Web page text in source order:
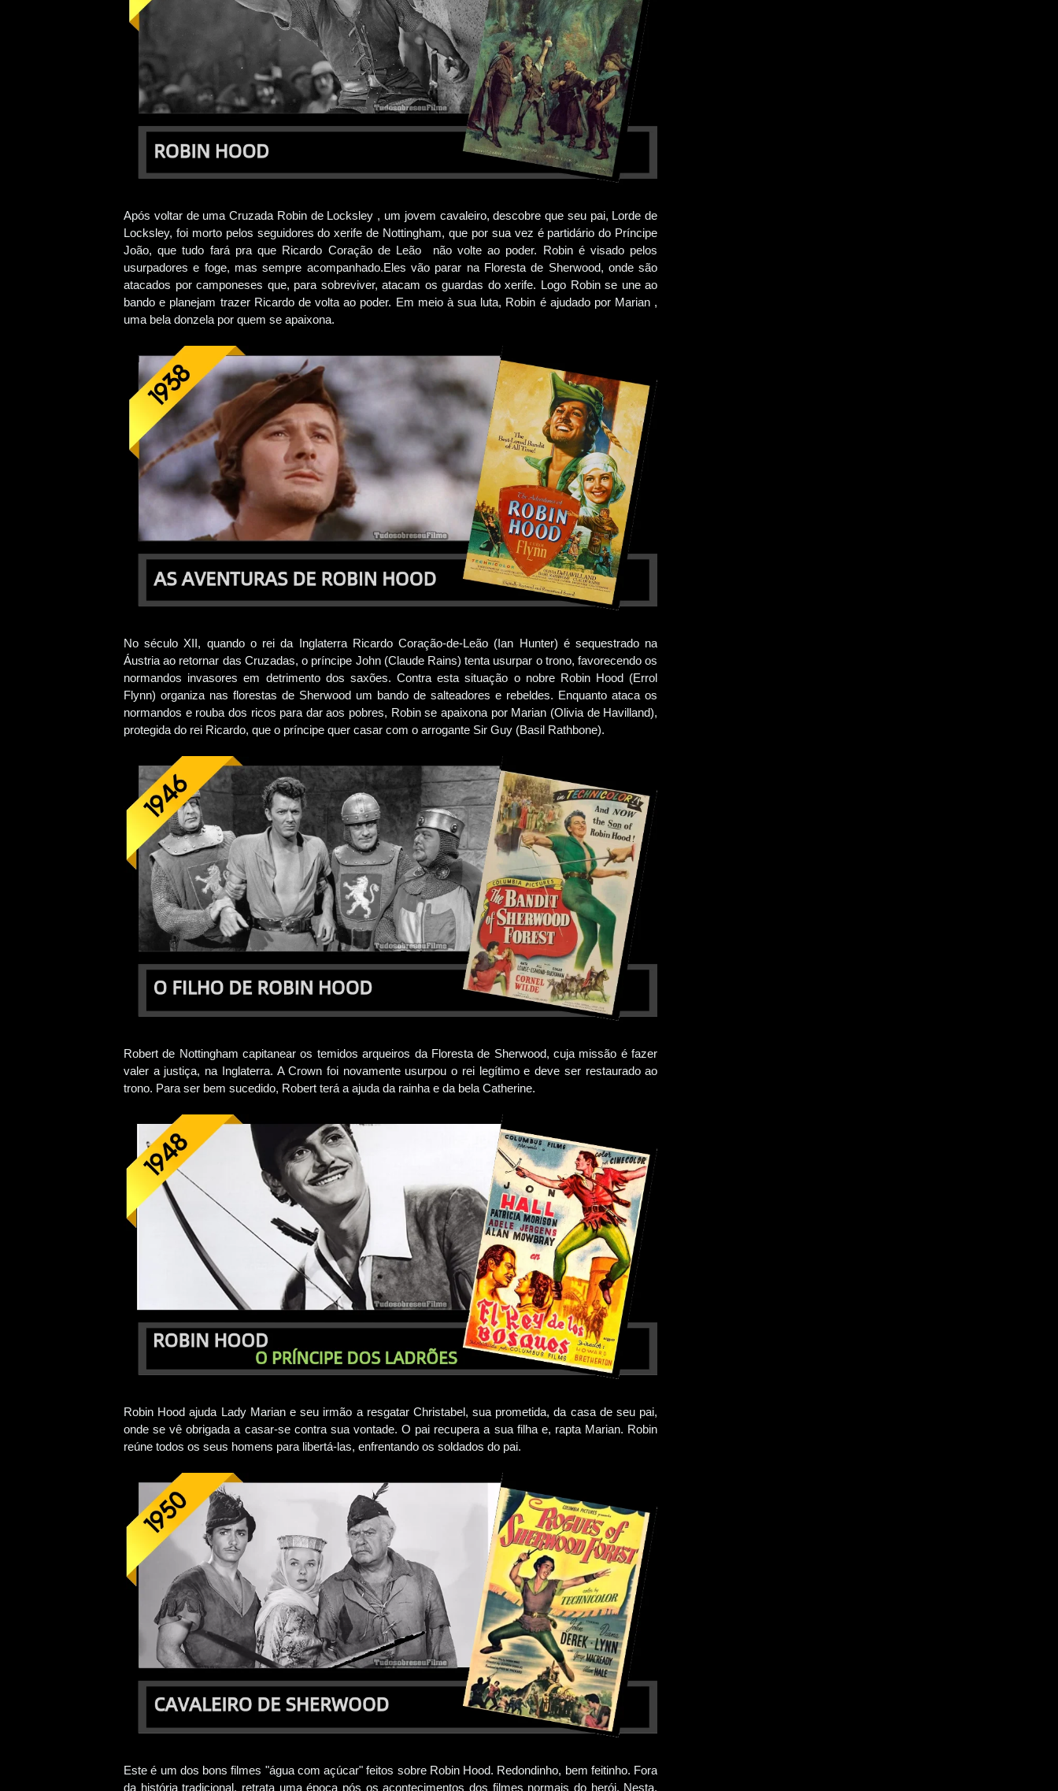
Após voltar de uma Cruzada Robin de Locksley , um jovem cavaleiro, descobre que seu pai, Lorde de
Locksley, foi morto pelos seguidores do xerife de Nottingham, que por sua vez é partidário do Príncipe
João, que tudo fará pra que Ricardo Coração de Leão não volte ao poder. Robin é visado pelos
usurpadores e foge, mas sempre acompanhado.Eles vão parar na Floresta de Sherwood, onde são
atacados por camponeses que, para sobreviver, atacam os guardas do xerife. Logo Robin se une ao
bando e planejam trazer Ricardo de volta ao poder. Em meio à sua luta, Robin é ajudado por Marian ,
uma bela donzela por quem se apaixona.
No século XII, quando o rei da Inglaterra Ricardo Coração-de-Leão (Ian Hunter) é sequestrado na
Áustria ao retornar das Cruzadas, o príncipe John (Claude Rains) tenta usurpar o trono, favorecendo os
normandos invasores em detrimento dos saxões. Contra esta situação o nobre Robin Hood (Errol
Flynn) organiza nas florestas de Sherwood um bando de salteadores e rebeldes. Enquanto ataca os
normandos e rouba dos ricos para dar aos pobres, Robin se apaixona por Marian (Olivia de Havilland),
protegida do rei Ricardo, que o príncipe quer casar com o arrogante Sir Guy (Basil Rathbone).
Robert de Nottingham capitanear os temidos arqueiros da Floresta de Sherwood, cuja missão é fazer
valer a justiça, na Inglaterra. A Crown foi novamente usurpou o rei legítimo e deve ser restaurado ao
trono. Para ser bem sucedido, Robert terá a ajuda da rainha e da bela Catherine.
Robin Hood ajuda Lady Marian e seu irmão a resgatar Christabel, sua prometida, da casa de seu pai,
onde se vê obrigada a casar-se contra sua vontade. O pai recupera a sua filha e, rapta Marian. Robin
reúne todos os seus homens para libertá-las, enfrentando os soldados do pai.
Este é um dos bons filmes "água com açúcar" feitos sobre Robin Hood. Redondinho, bem feitinho. Fora
da história tradicional, retrata uma época pós os acontecimentos dos filmes normais do herói. Nesta,